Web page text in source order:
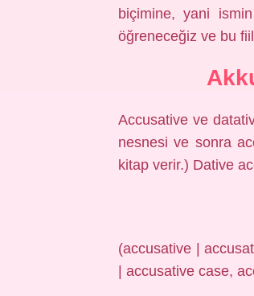
biçimine, yani
öğreneceğiz ve bu
Accusative ve
nesnesi ve sonra
kitap verir.) Dative
(accusative |
| accusative case,